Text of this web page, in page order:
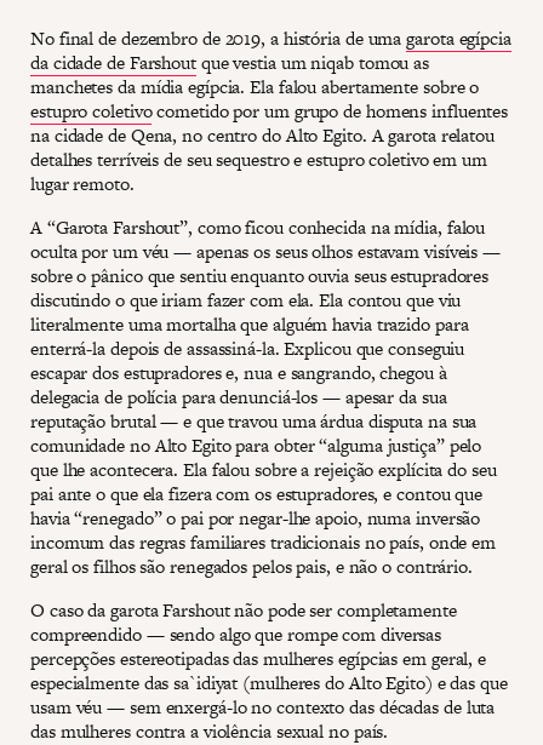
No final de dezembro de 2019, a história de umagarota egípcia
da cidade de Farshoutque vestia um niqab tomou as
manchetes da mídia egípcia. Ela falou abertamente sobre o
estupro coletivocometido por um grupo de homens influentes
na cidade de Qena, no centro do Alto Egito. A garota relatou
detalhes terríveis de seu sequestro e estupro coletivo em um
lugar remoto.
A “Garota Farshout”, como ficou conhecida na mídia, falou
oculta por um véu — apenas os seus olhos estavam visíveis —
sobre o pânico que sentiu enquanto ouvia seus estupradores
discutindo o que iriam fazer com ela. Ela contou que viu
literalmente uma mortalha que alguém havia trazido para
enterrá-la depois de assassiná-la. Explicou que conseguiu
escapar dos estupradores e, nua e sangrando, chegou à
delegacia de polícia para denunciá-los — apesar da sua
reputação brutal — e que travou uma árdua disputa na sua
comunidade no Alto Egito para obter “alguma justiça” pelo
que lhe acontecera. Ela falou sobre a rejeição explícita do seu
pai ante o que ela fizera com os estupradores, e contou que
havia “renegado” o pai por negar-lhe apoio, numa inversão
incomum das regras familiares tradicionais no país, onde em
geral os filhos são renegados pelos pais, e não o contrário.
O caso da garota Farshout não pode ser completamente
compreendido — sendo algo que rompe com diversas
percepções estereotipadas das mulheres egípcias em geral, e
especialmente das sa`idiyat (mulheres do Alto Egito) e das que
usam véu — sem enxergá-lo no contexto das décadas de luta
das mulheres contra a violência sexual no país.